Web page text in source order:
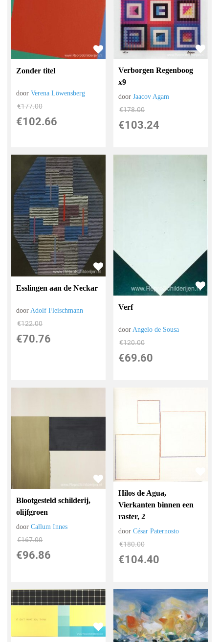
Zonder titel
doorVerena Löwensberg
€177.00
€102.66
Verborgen Regenboog
x9
doorJaacov Agam
€178.00
€103.24
Esslingen aan de Neckar
doorAdolf Fleischmann
€122.00
€70.76
Verf
doorAngelo de Sousa
€120.00
€69.60
Blootgesteld schilderij,
olijfgroen
doorCallum Innes
€167.00
€96.86
Hilos de Agua,
Vierkanten binnen een
raster, 2
doorCésar Paternosto
€180.00
€104.40